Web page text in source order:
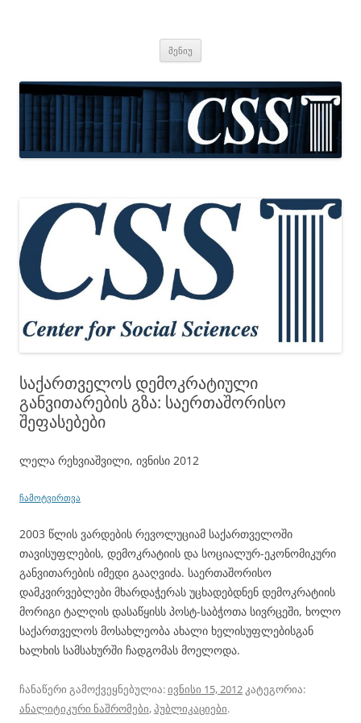
მენიუ
საქართველოს დემოკრატიული
განვითარების გზა: საერთაშორისო
შეფასებები
ლელა რეხვიაშვილი, ივნისი 2012
ჩამოტვირთვა
2003 წლის ვარდების რევოლუციამ საქართველოში
თავისუფლების, დემოკრატიის და სოციალურ-ეკონომიკური
განვითარების იმედი გააღვიძა. საერთაშორისო
დამკვირვებლები მხარდაჭერას უცხადებდნენ დემოკრატიის
მორიგი ტალღის დასაწყისს პოსტ-საბჭოთა სივრცეში, ხოლო
საქართველოს მოსახლეობა ახალი ხელისუფლებისგან
ხალხის სამსახურში ჩადგომას მოელოდა.
ჩანაწერი გამოქვეყნებულია:ივნისი 15, 2012კატეგორია:
ანალიტიკური ნაშრომები,პუბლიკაციები.